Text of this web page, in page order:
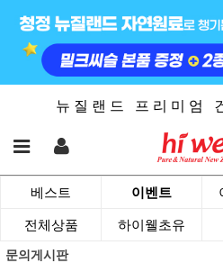
뉴 질 랜 드 프 리 미 엄
베스트 이벤트
전체상품 하이웰초유
문의게시판